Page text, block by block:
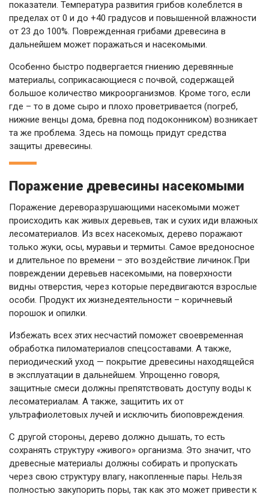
показатели. Температура развития грибов колеблется в
пределах от 0 и до +40 градусов и повышенной влажности
от 23 до 100%. Поврежденная грибами древесина в
дальнейшем может поражаться и насекомыми.
Особенно быстро подвергается гниению деревянные
материалы, соприкасающиеся с почвой, содержащей
большое количество микроорганизмов. Кроме того, если
где – то в доме сыро и плохо проветривается (погреб,
нижние венцы дома, бревна под подоконником) возникает
та же проблема. Здесь на помощь придут средства
защиты древесины.
Поражение древесины насекомыми
Поражение дереворазрушающими насекомыми может
происходить как живых деревьев, так и сухих иди влажных
лесоматериалов. Из всех насекомых, дерево поражают
только жуки, осы, муравьи и термиты. Самое вредоносное
и длительное по времени – это воздействие личинок.При
повреждении деревьев насекомыми, на поверхности
видны отверстия, через которые передвигаются взрослые
особи. Продукт их жизнедеятельности – коричневый
порошок и опилки.
Избежать всех этих несчастий поможет своевременная
обработка пиломатериалов спецсоставами. А также,
периодический уход — покрытие древесины находящейся
в эксплуатации в дальнейшем. Упрощенно говоря,
защитные смеси должны препятствовать доступу воды к
лесоматериалам. А также, защитить их от
ультрафиолетовых лучей и исключить биоповреждения.
С другой стороны, дерево должно дышать, то есть
сохранять структуру «живого» организма. Это значит, что
древесные материалы должны собирать и пропускать
через свою структуру влагу, накопленные пары. Нельзя
полностью закупорить поры, так как это может привести к